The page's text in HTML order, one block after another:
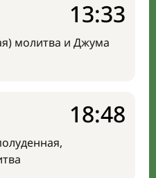
молитва и Джума
13:33
18:48